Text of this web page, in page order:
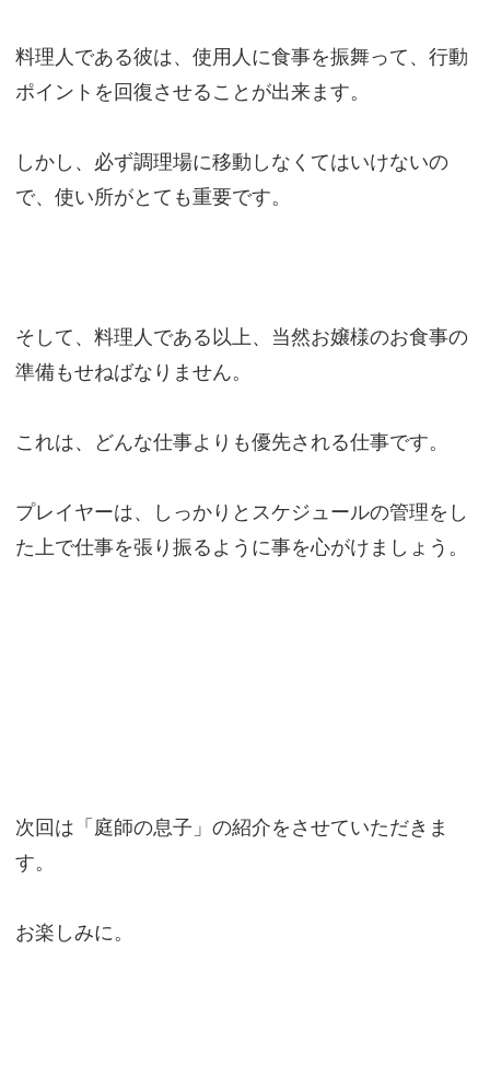
料理人である彼は、使用人に食事を振舞って、行動
ポイントを回復させることが出来ます。
しかし、必ず調理場に移動しなくてはいけないの
で、使い所がとても重要です。
そして、料理人である以上、当然お嬢様のお食事の
準備もせねばなりません。
これは、どんな仕事よりも優先される仕事です。
プレイヤーは、しっかりとスケジュールの管理をし
た上で仕事を張り振るように事を心がけましょう。
次回は「庭師の息子」の紹介をさせていただきま
す。
お楽しみに。